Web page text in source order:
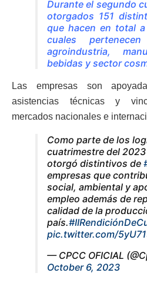
Durante el segundo
otorgados 151
que hacen en total
cuales
agroindustria,
bebidas y sector
Las empresas son
asistencias técnicas y
mercados nacionales e
Como parte de los
cuatrimestre del 2023
otorgó distintivos de
empresas que
social, ambiental y
empleo además de
calidad de la
país.
pic.twitter.com/
— CPCC OFICIAL
October 6, 2023